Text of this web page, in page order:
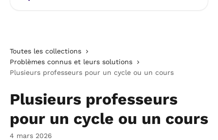
Toutes les collections
Problèmes connus et leurs solutions
Plusieurs professeurs pour un cycle ou un cours
Plusieurs professeurs
pour un cycle ou un cours
4 mars 2026